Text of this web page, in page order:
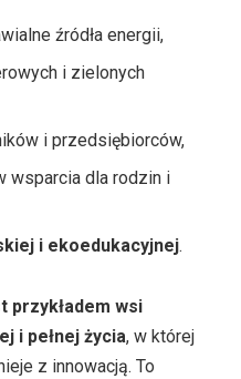
źródła energii,
i zielonych
i przedsiębiorców,
wsparcia dla rodzin i
i ekoedukacyjnej.
przykładem wsi
i pełnej życia, w której
z innowacją. To